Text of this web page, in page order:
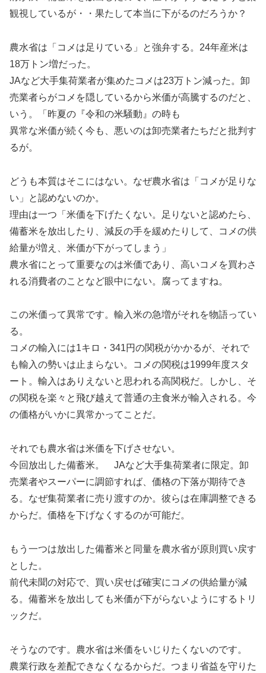
観視しているが・・果たして本当に下がるのだろうか？
農水省は「コメは足りている」と強弁する。24年産米は
18万トン増だった。
JAなど大手集荷業者が集めたコメは23万トン減った。卸
売業者らがコメを隠しているから米価が高騰するのだと、
いう。「昨夏の『令和の米騒動』の時も
異常な米価が続く今も、悪いのは卸売業者たちだと批判す
るが。
どうも本質はそこにはない。なぜ農水省は「コメが足りな
い」と認めないのか。
理由は一つ「米価を下げたくない。足りないと認めたら、
備蓄米を放出したり、減反の手を緩めたりして、コメの供
給量が増え、米価が下がってしまう」
農水省にとって重要なのは米価であり、高いコメを買わさ
れる消費者のことなど眼中にない。腐ってますね。
この米価って異常です。輸入米の急増がそれを物語ってい
る。
コメの輸入には1キロ・341円の関税がかかるが、それで
も輸入の勢いは止まらない。コメの関税は1999年度スタ
ート。輸入はありえないと思われる高関税だ。しかし、そ
の関税を楽々と飛び越えて普通の主食米が輸入される。今
の価格がいかに異常かってことだ。
それでも農水省は米価を下げさせない。
今回放出した備蓄米。 JAなど大手集荷業者に限定。卸
売業者やスーパーに調節すれば、価格の下落が期待でき
る。なぜ集荷業者に売り渡すのか。彼らは在庫調整できる
からだ。価格を下げなくするのが可能だ。
もう一つは放出した備蓄米と同量を農水省が原則買い戻す
とした。
前代未聞の対応で、買い戻せば確実にコメの供給量が減
る。備蓄米を放出しても米価が下がらないようにするトリ
ックだ。
そうなのです。農水省は米価をいじりたくないのです。
農業行政を差配できなくなるからだ。つまり省益を守りた